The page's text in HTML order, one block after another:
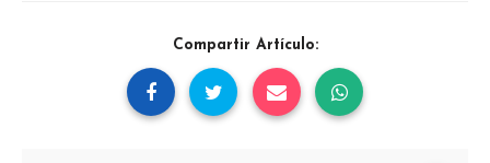
Compartir Artículo: